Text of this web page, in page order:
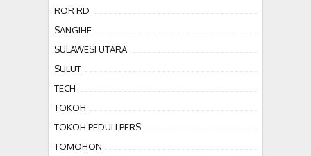
ROR RD
SANGIHE
SULAWESI UTARA
SULUT
TECH
TOKOH
TOKOH PEDULI PERS
TOMOHON